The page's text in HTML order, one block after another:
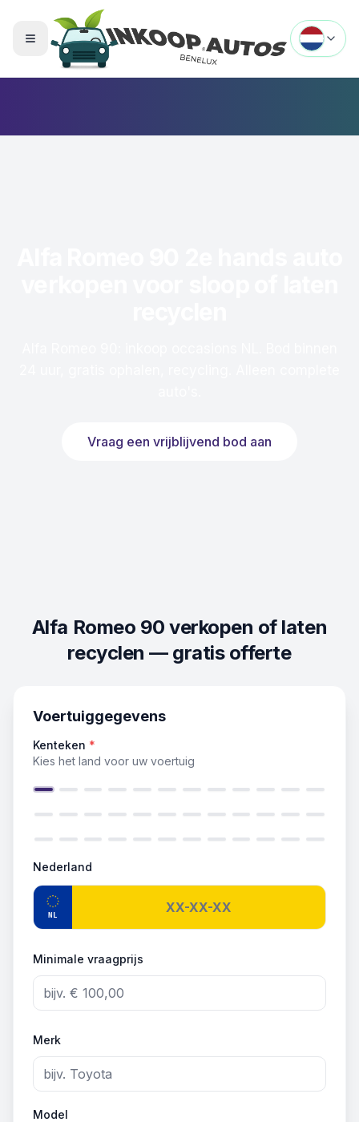
Menu openen
Vraag een vrijblijvend bod aan
Alfa Romeo 90 verkopen of laten
recyclen — gratis offerte
Voertuiggegevens
Kenteken *
Kies het land voor uw voertuig
Nederland
NL
Minimale vraagprijs
Merk
Model